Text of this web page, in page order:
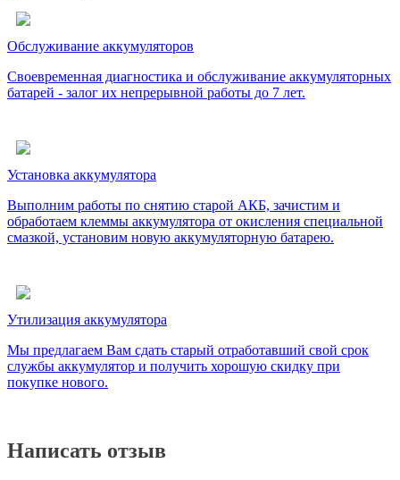
Обслуживание аккумуляторов
Своевременная диагностика и обслуживание аккумуляторных
батарей - залог их непрерывной работы до 7 лет.
Установка аккумулятора
Выполним работы по снятию старой АКБ, зачистим и
обработаем клеммы аккумулятора от окисления специальной
смазкой, установим новую аккумуляторную батарею.
Утилизация аккумулятора
Мы предлагаем Вам сдать старый отработавший свой срок
службы аккумулятор и получить хорошую скидку при
покупке нового.
Написать отзыв